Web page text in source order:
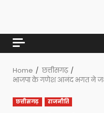
Home
छत्तीसगढ़
भाजपा के गणेश आनंद भगत ने
छत्तीसगढ़ राजनीति